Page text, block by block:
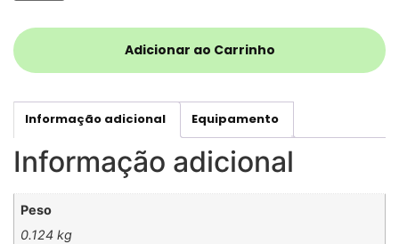
Adicionar ao Carrinho
Informação adicional Equipamento
Informação adicional
Peso
0.124 kg